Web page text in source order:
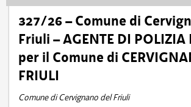
327/26 – Comune di
Friuli – AGENTE DI POLIZIA
per il Comune di
FRIULI
Comune di Cervignano del Friuli